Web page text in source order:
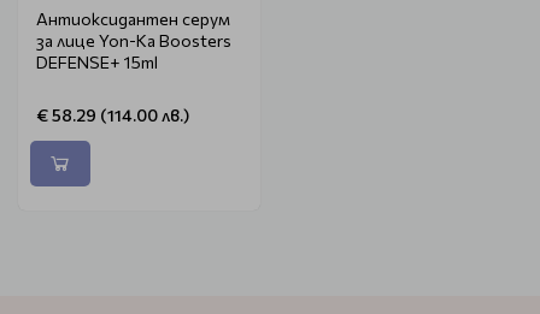
Антиоксидантен серум
за лице Yon-Ka Boosters
DEFENSE+ 15ml
€ 58.29 (114.00 лв.)